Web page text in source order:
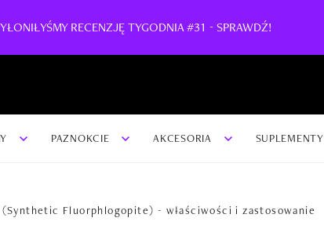
RECENZJĘ TYGODNIA #31 - SPRAWDŹ!
PAZNOKCIE AKCESORIA SUPLEMENTY
Fluorphlogopite) - właściwości i zastosowanie